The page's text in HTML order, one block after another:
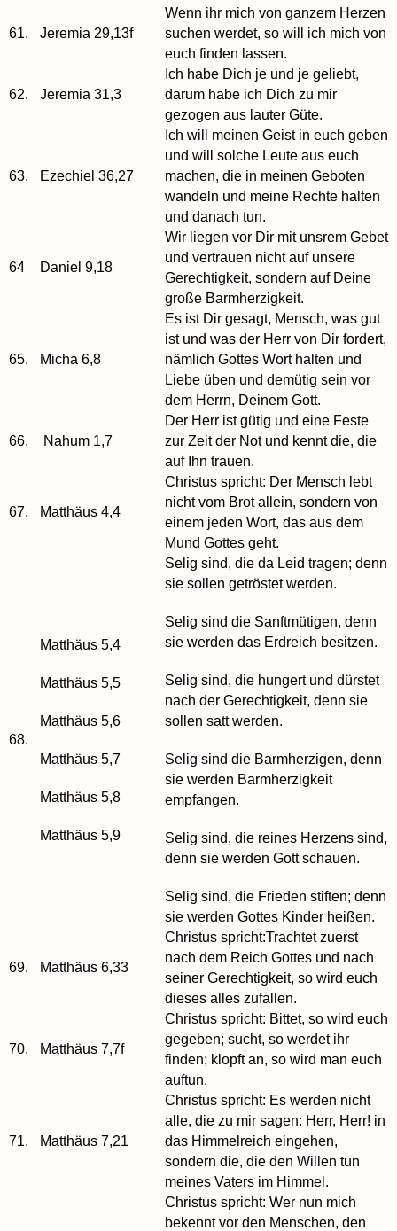
61. Jeremia 29,13f
Wenn ihr mich von ganzem Herzen
suchen werdet, so will ich mich von
euch finden lassen.
62. Jeremia 31,3
Ich habe Dich je und je geliebt,
darum habe ich Dich zu mir
gezogen aus lauter Güte.
63. Ezechiel 36,27
Ich will meinen Geist in euch geben
und will solche Leute aus euch
machen, die in meinen Geboten
wandeln und meine Rechte halten
und danach tun.
64 Daniel 9,18
Wir liegen vor Dir mit unsrem Gebet
und vertrauen nicht auf unsere
Gerechtigkeit, sondern auf Deine
große Barmherzigkeit.
65. Micha 6,8
Es ist Dir gesagt, Mensch, was gut
ist und was der Herr von Dir fordert,
nämlich Gottes Wort halten und
Liebe üben und demütig sein vor
dem Herrn, Deinem Gott.
66. Nahum 1,7
Der Herr ist gütig und eine Feste
zur Zeit der Not und kennt die, die
auf Ihn trauen.
67. Matthäus 4,4
Christus spricht: Der Mensch lebt
nicht vom Brot allein, sondern von
einem jeden Wort, das aus dem
Mund Gottes geht.
68.
Matthäus 5,4
Matthäus 5,5
Matthäus 5,6
Matthäus 5,7
Matthäus 5,8
Matthäus 5,9
Selig sind, die da Leid tragen; denn
sie sollen getröstet werden.
Selig sind die Sanftmütigen, denn
sie werden das Erdreich besitzen.
Selig sind, die hungert und dürstet
nach der Gerechtigkeit, denn sie
sollen satt werden.
Selig sind die Barmherzigen, denn
sie werden Barmherzigkeit
empfangen.
Selig sind, die reines Herzens sind,
denn sie werden Gott schauen.
Selig sind, die Frieden stiften; denn
sie werden Gottes Kinder heißen.
69. Matthäus 6,33
Christus spricht:Trachtet zuerst
nach dem Reich Gottes und nach
seiner Gerechtigkeit, so wird euch
dieses alles zufallen.
70. Matthäus 7,7f
Christus spricht: Bittet, so wird euch
gegeben; sucht, so werdet ihr
finden; klopft an, so wird man euch
auftun.
71. Matthäus 7,21
Christus spricht: Es werden nicht
alle, die zu mir sagen: Herr, Herr! in
das Himmelreich eingehen,
sondern die, die den Willen tun
meines Vaters im Himmel.
Christus spricht: Wer nun mich
bekennt vor den Menschen, den